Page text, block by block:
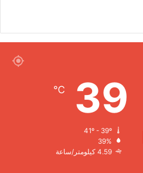
39
℃
39%
4.59 كيلومتر/ساعة